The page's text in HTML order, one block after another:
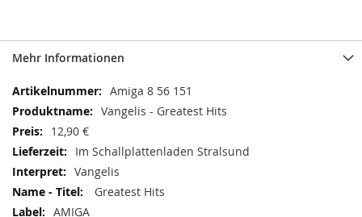
Mehr Informationen
Mehr
Informationen
Amiga 8 56 151
Vangelis - Greatest Hits
12,90 €
Im Schallplattenladen Stralsund
Vangelis
Greatest Hits
AMIGA